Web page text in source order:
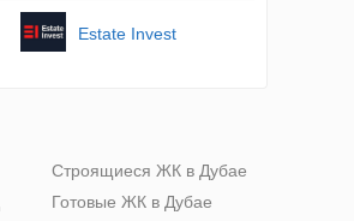
Estate Invest
Строящиеся ЖК в Дубае
Готовые ЖК в Дубае